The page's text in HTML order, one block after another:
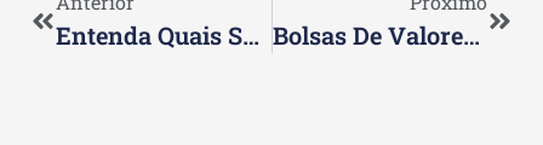
Entenda Quais São Os Assuntos Mais Pedidos Nas Provas Para Certificação CPA 10 Bolsas De Valores: Entendendo Seu Funcionamento E Impacto